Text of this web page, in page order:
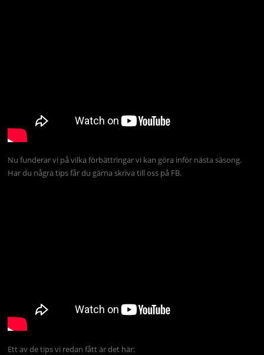
Nu funderar vi på vilka förbättringar vi kan göra inför nästa säsong.
Har du några tips får du gärna skriva till oss på FB.
Ett av de tips vi redan fått är det här: